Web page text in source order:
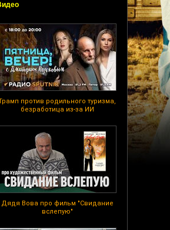
против родильного туризма,
безработица из-за ИИ
Дядя Вова про фильм "Свидание
вслепую"